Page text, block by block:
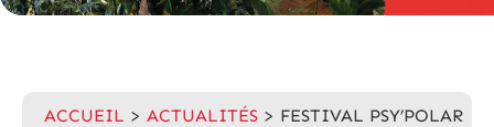
ACCUEIL > ACTUALITÉS > FESTIVAL PSY’POLAR